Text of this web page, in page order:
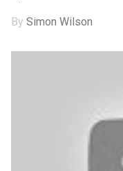
BySimon Wilson